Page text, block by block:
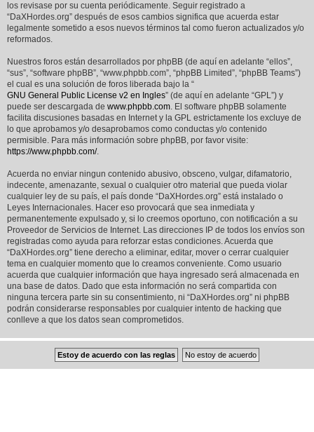
los revisase por su cuenta periódicamente. Seguir registrado a
“DaXHordes.org” después de esos cambios significa que acuerda estar
legalmente sometido a esos nuevos términos tal como fueron actualizados y/o
reformados.
Nuestros foros están desarrollados por phpBB (de aquí en adelante “ellos”,
“sus”, “software phpBB”, “www.phpbb.com”, “phpBB Limited”, “phpBB Teams”)
el cual es una solución de foros liberada bajo la “
GNU General Public License v2 en Ingles” (de aquí en adelante “GPL”) y
puede ser descargada de www.phpbb.com. El software phpBB solamente
facilita discusiones basadas en Internet y la GPL estrictamente los excluye de
lo que aprobamos y/o desaprobamos como conductas y/o contenido
permisible. Para más información sobre phpBB, por favor visite:
https://www.phpbb.com/.
Acuerda no enviar ningun contenido abusivo, obsceno, vulgar, difamatorio,
indecente, amenazante, sexual o cualquier otro material que pueda violar
cualquier ley de su país, el país donde “DaXHordes.org” está instalado o
Leyes Internacionales. Hacer eso provocará que sea inmediata y
permanentemente expulsado y, si lo creemos oportuno, con notificación a su
Proveedor de Servicios de Internet. Las direcciones IP de todos los envíos son
registradas como ayuda para reforzar estas condiciones. Acuerda que
“DaXHordes.org” tiene derecho a eliminar, editar, mover o cerrar cualquier
tema en cualquier momento que lo creamos conveniente. Como usuario
acuerda que cualquier información que haya ingresado será almacenada en
una base de datos. Dado que esta información no será compartida con
ninguna tercera parte sin su consentimiento, ni “DaXHordes.org” ni phpBB
podrán considerarse responsables por cualquier intento de hacking que
conlleve a que los datos sean comprometidos.